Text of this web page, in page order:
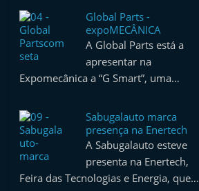
Global Parts -
expoMECÂNICA
A Global Parts está a
apresentar na
Expomecânica a “G Smart”, uma…
Sabugalauto marca
presença na Enertech
A Sabugalauto esteve
presenta na Enertech,
Feira das Tecnologias e Energia, que…